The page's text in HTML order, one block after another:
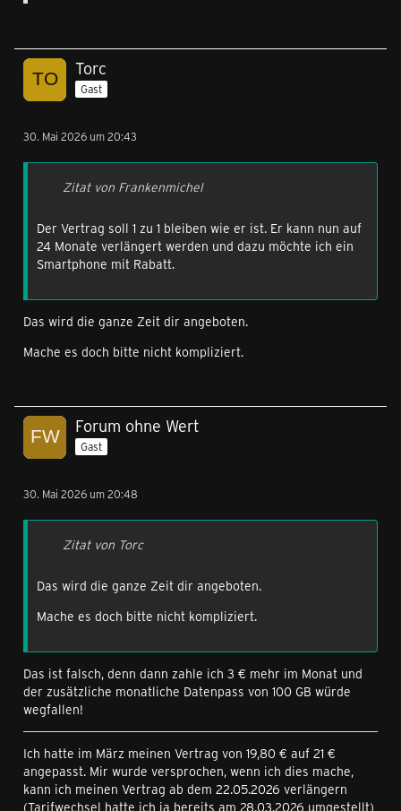
Gruß Ben
Torc
Gast
30. Mai 2026 um 20:43
Zitat von Frankenmichel
Der Vertrag soll 1 zu 1 bleiben wie er ist. Er kann nun auf
24 Monate verlängert werden und dazu möchte ich ein
Smartphone mit Rabatt.
Das wird die ganze Zeit dir angeboten.
Mache es doch bitte nicht kompliziert.
Forum ohne Wert
Gast
30. Mai 2026 um 20:48
Zitat von Torc
Das wird die ganze Zeit dir angeboten.
Mache es doch bitte nicht kompliziert.
Das ist falsch, denn dann zahle ich 3 € mehr im Monat und
der zusätzliche monatliche Datenpass von 100 GB würde
wegfallen!
Ich hatte im März meinen Vertrag von 19,80 € auf 21 €
angepasst. Mir wurde versprochen, wenn ich dies mache,
kann ich meinen Vertrag ab dem 22.05.2026 verlängern
(Tarifwechsel hatte ich ja bereits am 28.03.2026 umgestellt)